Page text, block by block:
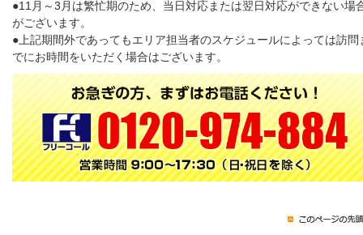
●11月～3月は繁忙期のため、当日対応または翌日対応ができない場
がございます。
●上記期間外であってもエリア担当者のスケジュールによっては訪問
でにお時間をいただく場合はございます。